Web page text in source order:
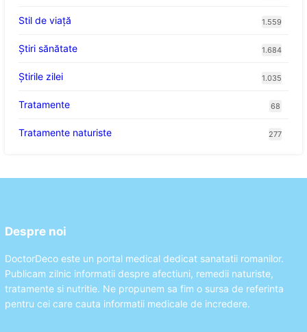
Stil de viaţă 1.559
Ştiri sănătate 1.684
Știrile zilei 1.035
Tratamente 68
Tratamente naturiste 277
Despre noi
DoctorDeco este un portal medical dedicat sanatatii romanilor.
Publicam zilnic informatii despre afectiuni, remedii naturiste,
tratamente si nutritie. Ne propunem sa fim o sursa de referinta
pentru cei care cauta informatii medicale de incredere.